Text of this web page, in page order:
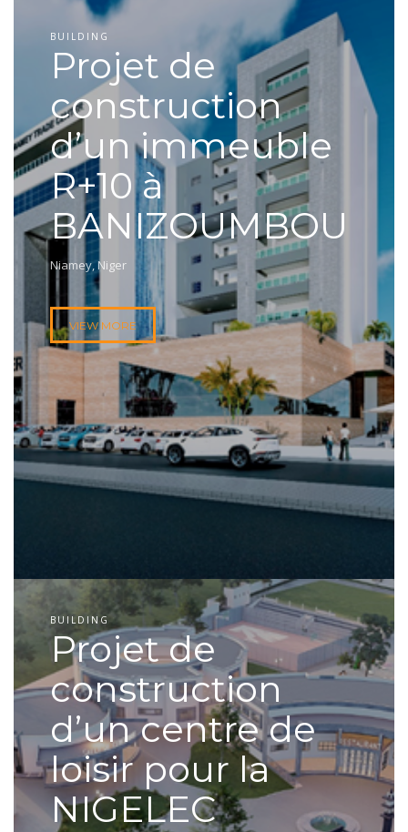
BUILDING
Projet de
construction
d’un immeuble
R+10 à
BANIZOUMBOU
Niamey, Niger
VIEW MORE
BUILDING
Projet de
construction
d’un centre de
loisir pour la
NIGELEC